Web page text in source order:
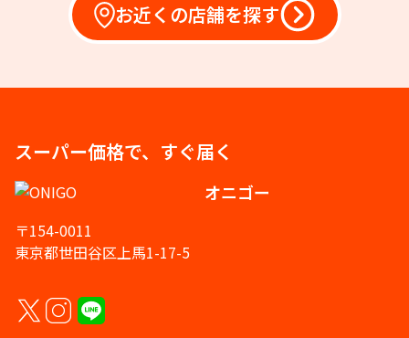
お近くの店舗を探す
スーパー価格で、すぐ届く
オニゴー
〒154-0011
東京都世田谷区上馬1-17-5